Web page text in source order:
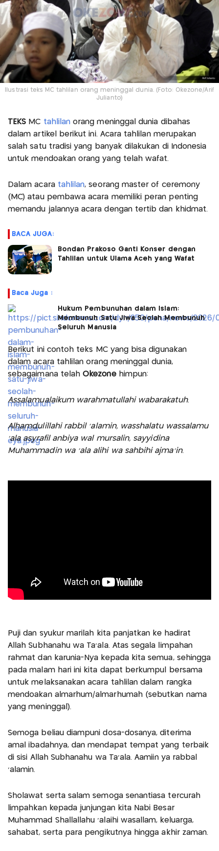
Ilustrasi teks MC tahlilan orang meninggal dunia. (Foto: Okezone/Arif
Julianto)
TEKS MC tahlilan orang meninggal dunia dibahas
dalam artikel berikut ini. Acara tahlilan merupakan
salah satu tradisi yang banyak dilakukan di Indonesia
untuk mendoakan orang yang telah wafat.
Dalam acara tahlilan, seorang master of ceremony
(MC) atau pembawa acara memiliki peran penting
memandu jalannya acara dengan tertib dan khidmat.
BACA JUGA:
Bondan Prakoso Ganti Konser dengan
Tahlilan untuk Ulama Aceh yang Wafat
Baca Juga :
Hukum Pembunuhan dalam Islam:
Membunuh Satu Jiwa Seolah Membunuh
Seluruh Manusia
Berikut ini contoh teks MC yang bisa digunakan
dalam acara tahlilan orang meninggal dunia,
sebagaimana telahOkezone himpun:
Assalamualaikum warahmatullahi wabarakatuh.
Alhamdulillahi rabbil 'alamin, wasshalatu wassalamu
'ala asyrafil anbiya wal mursalin, sayyidina
Muhammadin wa 'ala alihi wa sahbihi ajma'in.
Puji dan syukur marilah kita panjatkan ke hadirat
Allah Subhanahu wa Ta'ala. Atas segala limpahan
rahmat dan karunia-Nya kepada kita semua, sehingga
pada malam hari ini kita dapat berkumpul bersama
untuk melaksanakan acara tahlilan dalam rangka
mendoakan almarhum/almarhumah (sebutkan nama
yang meninggal).
Semoga beliau diampuni dosa-dosanya, diterima
amal ibadahnya, dan mendapat tempat yang terbaik
di sisi Allah Subhanahu wa Ta'ala. Aamiin ya rabbal
'alamin.
Sholawat serta salam semoga senantiasa tercurah
limpahkan kepada junjungan kita Nabi Besar
Muhammad Shallallahu 'alaihi wasallam, keluarga,
sahabat, serta para pengikutnya hingga akhir zaman.